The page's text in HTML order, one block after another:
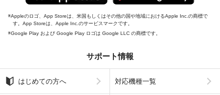
Appleのロゴ、App Storeは、米国もしくはその他の国や地域におけるApple Inc.の商標で
す。App Storeは、Apple Inc.のサービスマークです。
Google Play および Google Play ロゴは Google LLC の商標です。
サポート情報
はじめての方へ 対応機種一覧